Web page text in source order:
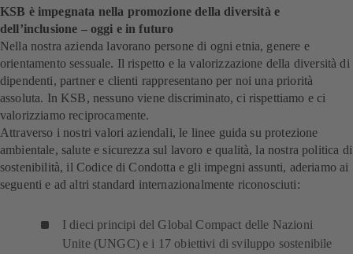
KSB è impegnata nella promozione della diversità e
dell’inclusione – oggi e in futuro
Nella nostra azienda lavorano persone di ogni etnia, genere e
orientamento sessuale. Il rispetto e la valorizzazione della diversità di
dipendenti, partner e clienti rappresentano per noi una priorità
assoluta. In KSB, nessuno viene discriminato, ci rispettiamo e ci
valorizziamo reciprocamente.
Attraverso i nostri valori aziendali, le linee guida su protezione
ambientale, salute e sicurezza sul lavoro e qualità, la nostra politica di
sostenibilità, il Codice di Condotta e gli impegni assunti, aderiamo ai
seguenti e ad altri standard internazionalmente riconosciuti:
I dieci principi del Global Compact delle Nazioni
Unite (UNGC) e i 17 obiettivi di sviluppo sostenibile